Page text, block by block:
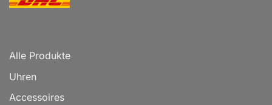
Alle Produkte
Uhren
Accessoires